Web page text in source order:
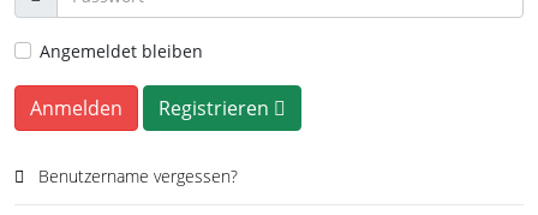
Angemeldet bleiben
Anmelden Registrieren
Benutzername vergessen?